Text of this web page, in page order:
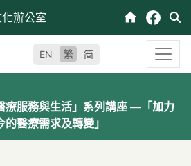
辦公室
EN 繁 简
療服務與生活」系列講座 —「加力
醫療需求及轉變」